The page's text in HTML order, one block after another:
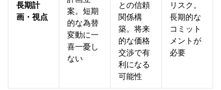
長期計
画・視点
案。短期
的な為替
変動に一
喜一憂し
ない
との信頼
関係構
築。将来
的な価格
交渉で有
利になる
可能性
リスク。
長期的な
コミット
メントが
必要